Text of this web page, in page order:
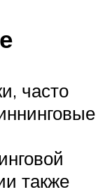
часто
также